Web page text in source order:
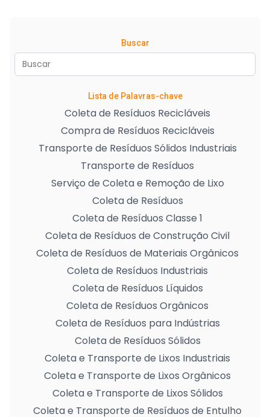
Buscar
Lista de Palavras-chave
Coleta de Resíduos Recicláveis
Compra de Resíduos Recicláveis
Transporte de Resíduos Sólidos Industriais
Transporte de Resíduos
Serviço de Coleta e Remoção de Lixo
Coleta de Resíduos
Coleta de Resíduos Classe 1
Coleta de Resíduos de Construção Civil
Coleta de Resíduos de Materiais Orgânicos
Coleta de Resíduos Industriais
Coleta de Resíduos Líquidos
Coleta de Resíduos Orgânicos
Coleta de Resíduos para Indústrias
Coleta de Resíduos Sólidos
Coleta e Transporte de Lixos Industriais
Coleta e Transporte de Lixos Orgânicos
Coleta e Transporte de Lixos Sólidos
Coleta e Transporte de Resíduos de Entulho